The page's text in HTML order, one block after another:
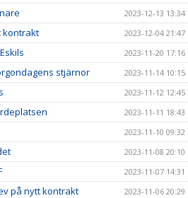
2023-12-13 13:34
kontrakt 2023-12-04 21:47
2023-11-20 17:16
stjärnor 2023-11-14 10:15
2023-11-12 12:45
2023-11-11 18:43
2023-11-10 09:32
2023-11-08 20:10
2023-11-07 14:31
på nytt kontrakt 2023-11-06 20:29